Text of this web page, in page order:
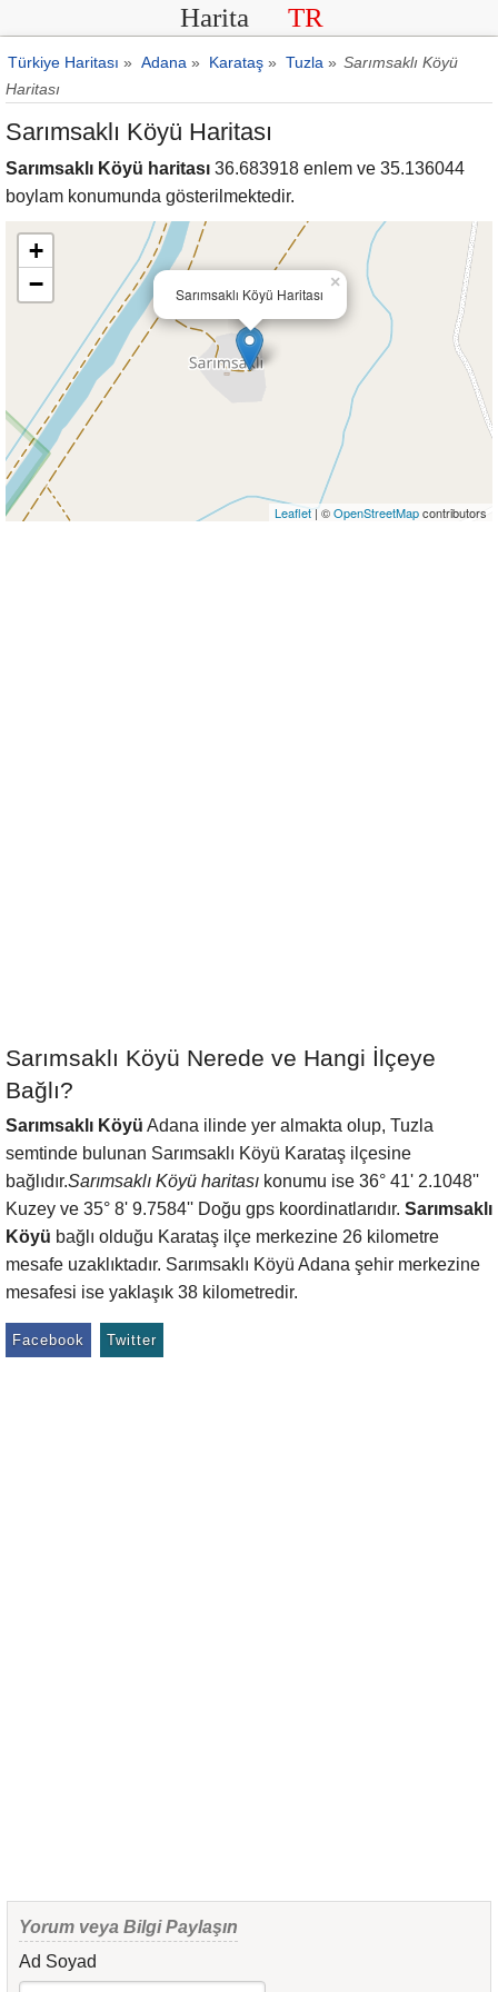
Harita TR
Türkiye Haritası » Adana » Karataş » Tuzla » Sarımsaklı Köyü
Haritası
Sarımsaklı Köyü Haritası
Sarımsaklı Köyü haritası 36.683918 enlem ve 35.136044
boylam konumunda gösterilmektedir.
Sarımsaklı Köyü Haritası
×
+
−
Leaflet | ©OpenStreetMapcontributors
Sarımsaklı Köyü Nerede ve Hangi İlçeye
Bağlı?
Sarımsaklı Köyü Adana ilinde yer almakta olup, Tuzla
semtinde bulunan Sarımsaklı Köyü Karataş ilçesine
bağlıdır.Sarımsaklı Köyü haritası konumu ise 36° 41' 2.1048''
Kuzey ve 35° 8' 9.7584'' Doğu gps koordinatlarıdır. Sarımsaklı
Köyü bağlı olduğu Karataş ilçe merkezine 26 kilometre
mesafe uzaklıktadır. Sarımsaklı Köyü Adana şehir merkezine
mesafesi ise yaklaşık 38 kilometredir.
Facebook Twitter
Yorum veya Bilgi Paylaşın
Ad Soyad